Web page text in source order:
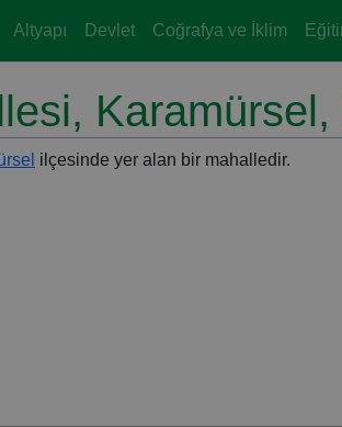
Altyapı Devlet Coğrafya ve İklim
ilçesinde yer alan bir mahalledir.